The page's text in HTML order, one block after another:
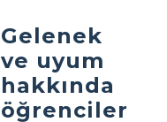
Gelenek
ve uyum
hakkında
öğrenciler